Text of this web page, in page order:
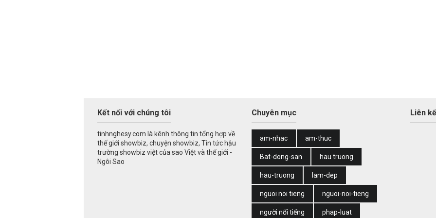
Kết nối với chúng tôi
tinhnghesy.com là kênh thông tin tổng hợp về
thế giới showbiz, chuyện showbiz, Tin tức hậu
trường showbiz việt của sao Việt và thế giới -
Ngôi Sao
Chuyên mục
am-nhac am-thuc
Bat-dong-san hau truong
hau-truong lam-dep
nguoi noi tieng nguoi-noi-tieng
người nổi tiếng phap-luat
Liên